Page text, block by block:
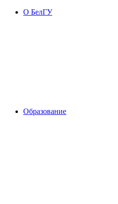
О БелГУ
Образование